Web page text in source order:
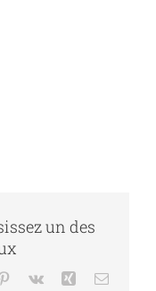
un des
Pinterest
Vk XingEmail